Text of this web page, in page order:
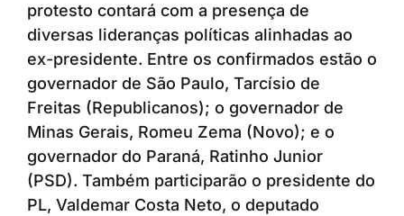
protesto contará com a presença de
diversas lideranças políticas alinhadas ao
ex-presidente. Entre os confirmados estão o
governador de São Paulo, Tarcísio de
Freitas (Republicanos); o governador de
Minas Gerais, Romeu Zema (Novo); e o
governador do Paraná, Ratinho Junior
(PSD). Também participarão o presidente do
PL, Valdemar Costa Neto, o deputado